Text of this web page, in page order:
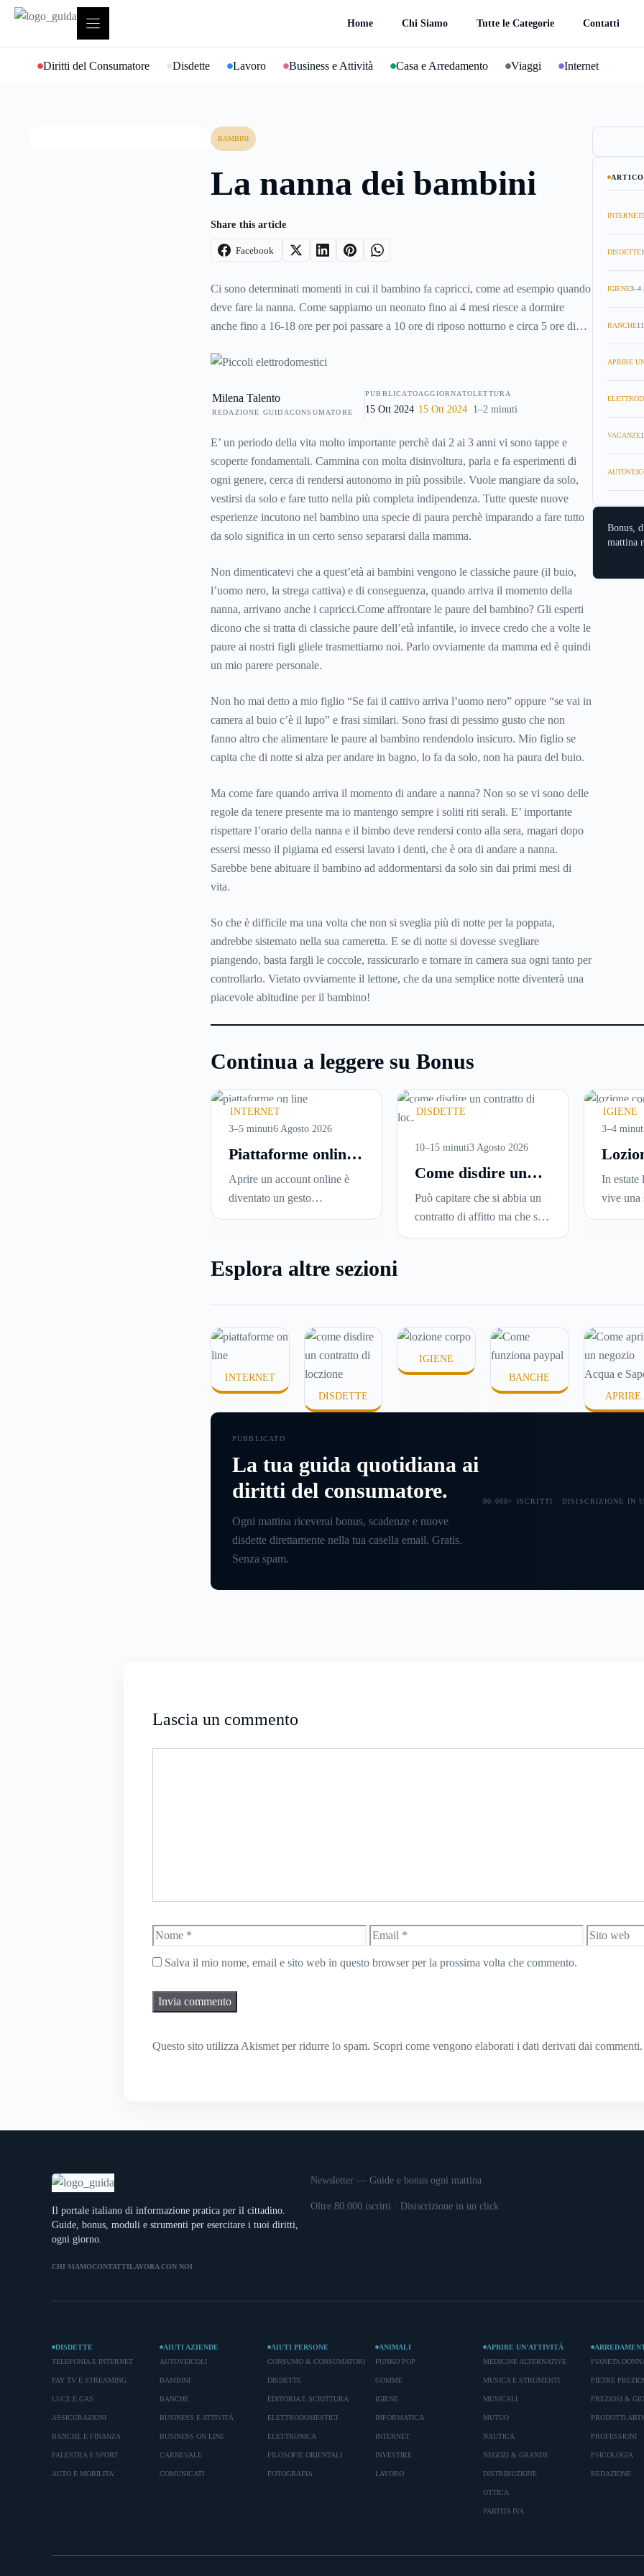
contenuto
Home Chi Siamo Tutte le Categorie Contatti
Diritti del Consumatore Disdette Lavoro Business e Attività Casa e Arredamento Viaggi Internet
BAMBINI
La nanna dei bambini
Share this article
Facebook
Ci sono determinati momenti in cui il bambino fa capricci, come ad esempio quando
deve fare la nanna. Come sappiamo un neonato fino ai 4 mesi riesce a dormire
anche fino a 16-18 ore per poi passare a 10 ore di riposo notturno e circa 5 ore di
si riducono a una o due ore mentre di notte dorme in media 11 ore. Da uno a tre
manifesterà il suo disappunto ad andare a nanna
Milena Talento
REDAZIONE GUIDACONSUMATORE
PUBBLICATO
15 Ott 2024
AGGIORNATO
15 Ott 2024
LETTURA
1–2 minuti
E’ un periodo della vita molto importante perchè dai 2 ai 3 anni vi sono tappe e
scoperte fondamentali. Cammina con molta disinvoltura, parla e fa esperimenti di
ogni genere, cerca di rendersi autonomo in più possibile. Vuole mangiare da solo,
vestirsi da solo e fare tutto nella più completa indipendenza. Tutte queste nuove
esperienze incutono nel bambino una specie di paura perchè imparando a fare tutto
da solo significa in un certo senso separarsi dalla mamma.
Non dimenticatevi che a quest’età ai bambini vengono le classiche paure (il buio,
l’uomo nero, la strega cattiva) e di conseguenza, quando arriva il momento della
nanna, arrivano anche i capricci.Come affrontare le paure del bambino? Gli esperti
dicono che si tratta di classiche paure dell’età infantile, io invece credo che a volte le
paure ai nostri figli gliele trasmettiamo noi. Parlo ovviamente da mamma ed è quindi
un mio parere personale.
Non ho mai detto a mio figlio “Se fai il cattivo arriva l’uomo nero” oppure “se vai in
camera al buio c’è il lupo” e frasi similari. Sono frasi di pessimo gusto che non
fanno altro che alimentare le paure al bambino rendendolo insicuro. Mio figlio se
capita che di notte si alza per andare in bagno, lo fa da solo, non ha paura del buio.
Ma come fare quando arriva il momento di andare a nanna? Non so se vi sono delle
regole da tenere presente ma io mantengo sempre i soliti riti serali. E’ importante
rispettare l’orario della nanna e il bimbo deve rendersi conto alla sera, magari dopo
essersi messo il pigiama ed essersi lavato i denti, che è ora di andare a nanna.
Sarebbe bene abituare il bambino ad addormentarsi da solo sin dai primi mesi di
vita.
So che è difficile ma una volta che non si sveglia più di notte per la poppata,
andrebbe sistemato nella sua cameretta. E se di notte si dovesse svegliare
piangendo, basta fargli le coccole, rassicurarlo e tornare in camera sua ogni tanto per
controllarlo. Vietato ovviamente il lettone, che da una semplice notte diventerà una
piacevole abitudine per il bambino!
INTERNET
DISDETTE
IGIENE3–4
BANCHE
APRIRE
VACANZE
Bonus,
mattina
Continua a leggere su Bonus
INTERNET
3–5 minuti6 Agosto 2026
Piattaforme online:
cosa controllare
prima di iscriversi
e usare servizi in
Aprire un account online è
diventato un gesto
automatico. Si inserisce
di condizioni senza leggerle
che ci si fermi a capire dove
DISDETTE
10–15 minuti3 Agosto 2026
Come disdire un
contratto di
locazione in modo
corretto ed efficace
Può capitare che si abbia un
contratto di affitto ma che si
voglia trasferirsi in una nuova
chiedersi se è possibile
locazione
prima che scada. In
questa guida capiremo come
IGIENE
3–4
la
In estate
vive una
Sole,
proprio
Esplora altre sezioni
INTERNET
DISDETTE
IGIENE
BANCHE
APRIRE
PUBBLICATO
La tua guida quotidiana ai
diritti del consumatore.
Ogni mattina riceverai bonus, scadenze e nuove
disdette direttamente nella tua casella email. Gratis.
Senza spam.
80.000+ ISCRITTI · DISISCRIZIONE IN
Lascia un commento
Nome Email
Sito
Salva il mio nome, email e sito web in questo browser per la prossima volta che commento.
Questo sito utilizza Akismet per ridurre lo spam. Scopri come vengono elaborati i dati derivati dai commenti.
Il portale italiano di informazione pratica per il cittadino.
Guide, bonus, moduli e strumenti per esercitare i tuoi diritti,
ogni giorno.
CHI SIAMOCONTATTI LAVORA CON NOI
Newsletter — Guide e bonus ogni mattina
Oltre 80.000 iscritti · Disiscrizione in un click
DISDETTE
TELEFONIA E INTERNET
PAY TV E STREAMING
LUCE E GAS
ASSICURAZIONI
BANCHE E FINANZA
PALESTRA E SPORT
AUTO E MOBILITA'
AIUTI AZIENDE
AUTOVEICOLI
BAMBINI
BANCHE
BUSINESS E ATTIVITÀ
BUSINESS ON LINE
CARNEVALE
COMUNICATI
AIUTI PERSONE
CONSUMO & CONSUMATORI
DISDETTE
EDITORIA E SCRITTURA
ELETTRODOMESTICI
ELETTRONICA
FILOSOFIE ORIENTALI
FOTOGRAFIA
ANIMALI
FUNKO POP
GOMME
IGIENE
INFORMATICA
INTERNET
INVESTIRE
LAVORO
APRIRE UN’ATTIVITÀ
MEDICINE ALTERNATIVE
MUSICA E STRUMENTI
MUSICALI
MUTUO
NAUTICA
NEGOZI & GRANDE
DISTRIBUZIONE
OTTICA
PARTITA IVA
PIANETA
PIETRE
PREZIOSI &
PRODOTTI
PROFESSIONI
PSICOLOGIA
REDAZIONE